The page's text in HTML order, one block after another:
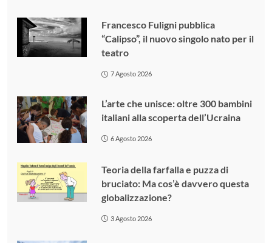
Francesco Fuligni pubblica
“Calipso”, il nuovo singolo nato per il
teatro
7 Agosto 2026
L’arte che unisce: oltre 300 bambini
italiani alla scoperta dell’Ucraina
6 Agosto 2026
Teoria della farfalla e puzza di
bruciato: Ma cos’è davvero questa
globalizzazione?
3 Agosto 2026